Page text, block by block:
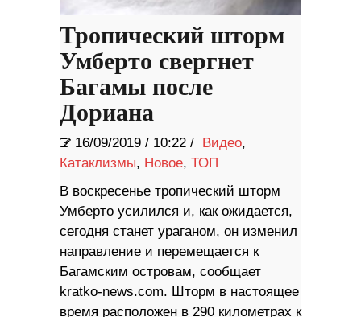
Тропический шторм
Умберто свергнет
Багамы после
Дориана
16/09/2019 / 10:22 / Видео,
Катаклизмы, Новое, ТОП
В воскресенье тропический шторм
Умберто усилился и, как ожидается,
сегодня станет ураганом, он изменил
направление и перемещается к
Багамским островам, сообщает
kratko-news.com. Шторм в настоящее
время расположен в 290 километрах к